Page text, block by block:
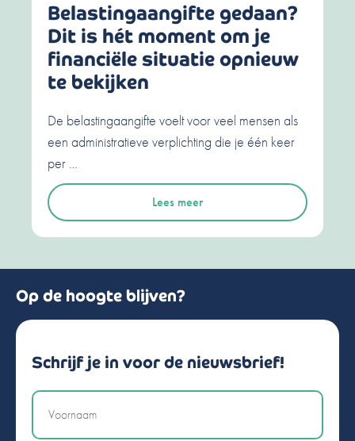
Belastingaangifte gedaan?
Dit is hét moment om je
financiële situatie opnieuw
te bekijken
De belastingaangifte voelt voor veel mensen als
een administratieve verplichting die je één keer
per …
Lees meer
Op de hoogte blijven?
Schrijf je in voor de nieuwsbrief!
Naam